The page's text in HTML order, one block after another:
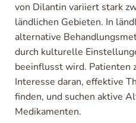
von Dilantin variiert stark
ländlichen Gebieten. In
alternative
durch kulturelle
beeinflusst wird. Patienten
Interesse daran, effektive
finden, und suchen aktive
Medikamenten.